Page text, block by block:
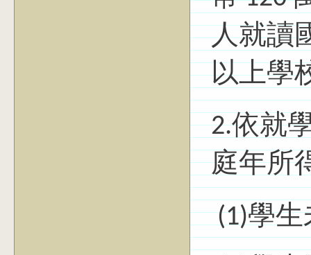
人就讀
以上學
2.依就
庭年所
(1)學生